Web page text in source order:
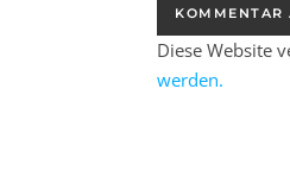
Diese Website
werden.